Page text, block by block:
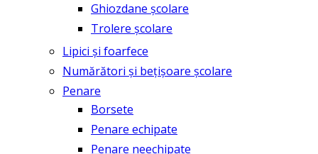
Ghiozdane școlare
Trolere școlare
Lipici și foarfece
Numărători și bețișoare școlare
Penare
Borsete
Penare echipate
Penare neechipate